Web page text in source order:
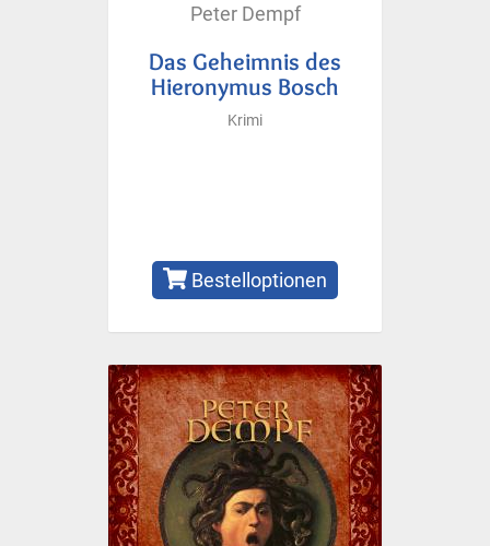
Peter Dempf
Das Geheimnis des
Hieronymus Bosch
Krimi
Bestelloptionen